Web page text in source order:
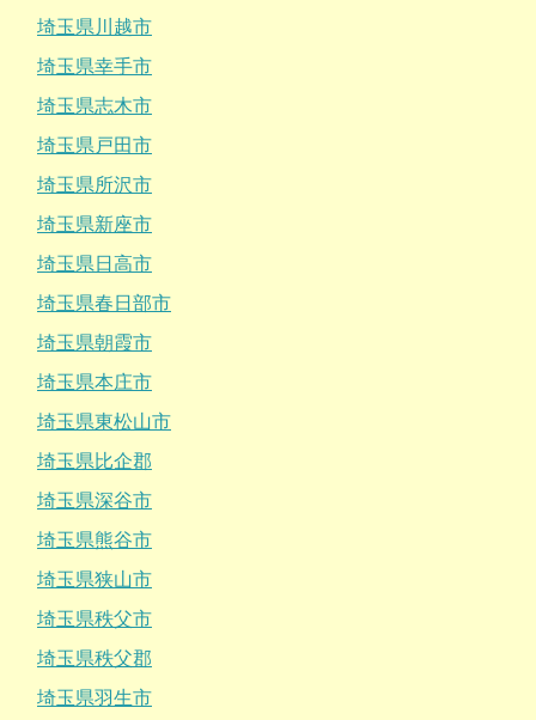
埼玉県川越市
埼玉県幸手市
埼玉県志木市
埼玉県戸田市
埼玉県所沢市
埼玉県新座市
埼玉県日高市
埼玉県春日部市
埼玉県朝霞市
埼玉県本庄市
埼玉県東松山市
埼玉県比企郡
埼玉県深谷市
埼玉県熊谷市
埼玉県狭山市
埼玉県秩父市
埼玉県秩父郡
埼玉県羽生市